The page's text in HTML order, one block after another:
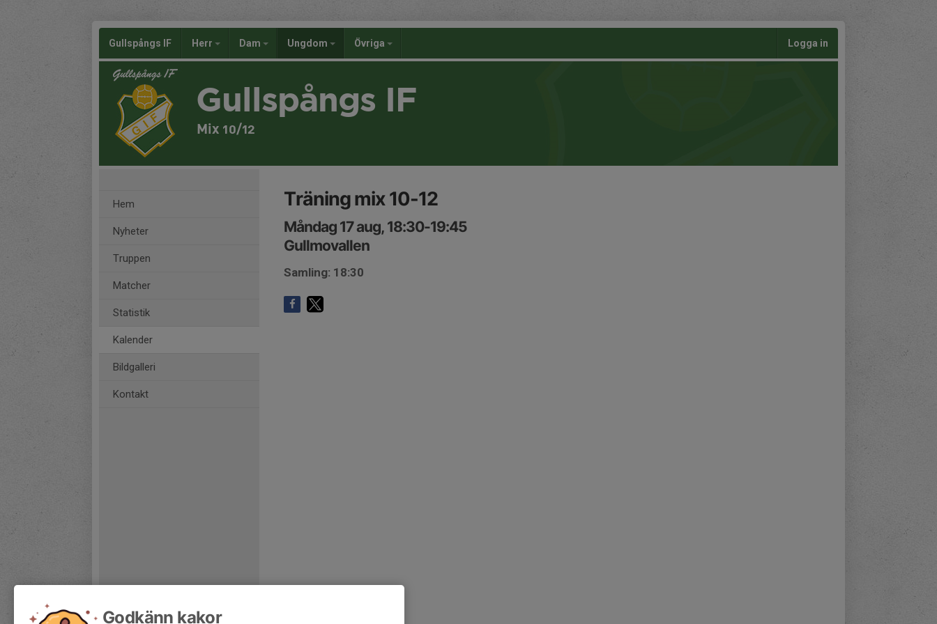
Gullspångs IF Herr Dam Ungdom Övriga Logga in
Gullspångs IF
Mix 10/12
Hem
Nyheter
Truppen
Matcher
Statistik
Kalender
Bildgalleri
Kontakt
Träning mix 10-12
Måndag 17 aug, 18:30-19:45
Gullmovallen
Samling: 18:30
Godkänn kakor